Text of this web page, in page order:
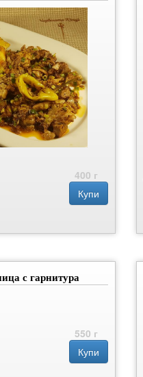
400 г
Купи
с гарнитура
550 г
Купи